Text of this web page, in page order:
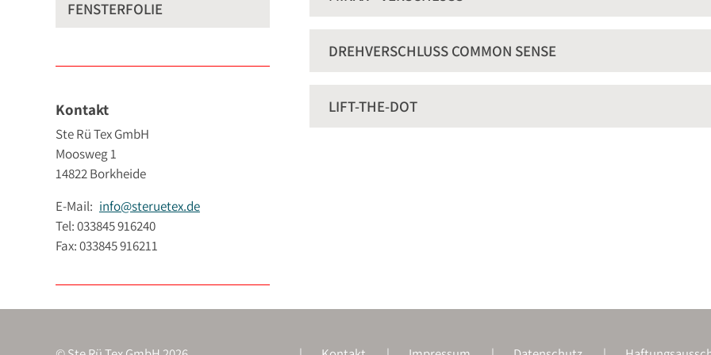
DREHVERSCHLUSS COMMON SENSE
LIFT-THE-DOT
FENSTERFOLIE
Kontakt
Ste Rü Tex GmbH
Moosweg 1
14822 Borkheide
E-Mail: info@steruetex.de
Tel: 033845 916240
Fax: 033845 916211